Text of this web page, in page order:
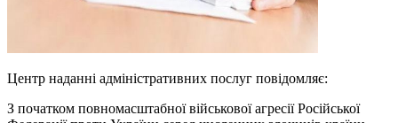
Центр наданні адміністративних послуг повідомляє:
З початком повномасштабної військової агресії Російської